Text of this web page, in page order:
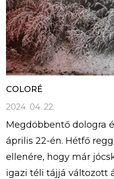
COLORÉ
2024. 04. 22.
Megdöbbentő dologra
április 22-én. Hétfő
ellenére, hogy már
igazi téli tájjá változott